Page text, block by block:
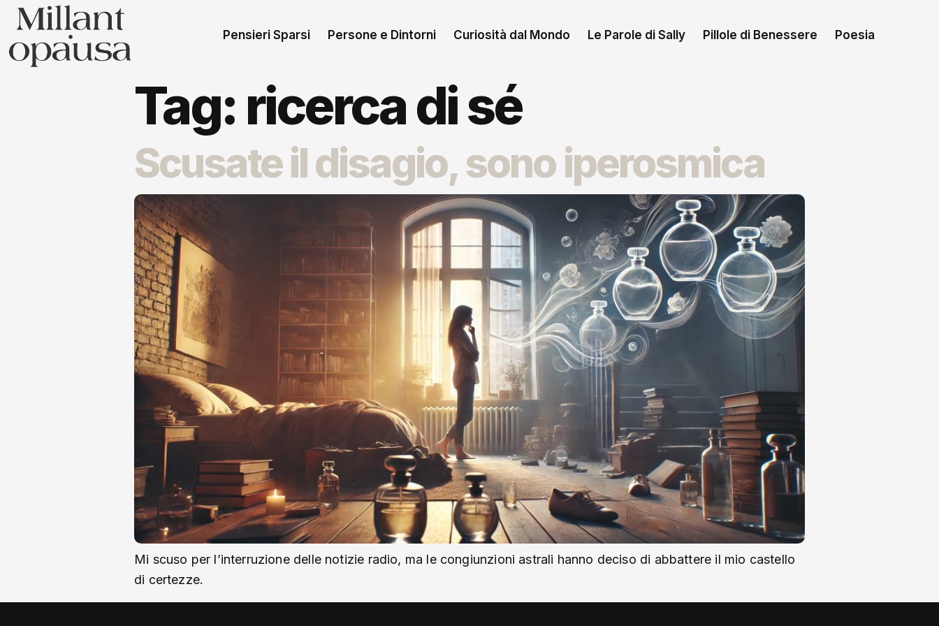
Pensieri Sparsi Persone e Dintorni Curiosità dal Mondo Le Parole di Sally Pillole di Benessere Poesia
Tag: ricerca di sé
Scusate il disagio, sono iperosmica
Mi scuso per l’interruzione delle notizie radio, ma le congiunzioni astrali hanno deciso di abbattere il mio castello
di certezze.